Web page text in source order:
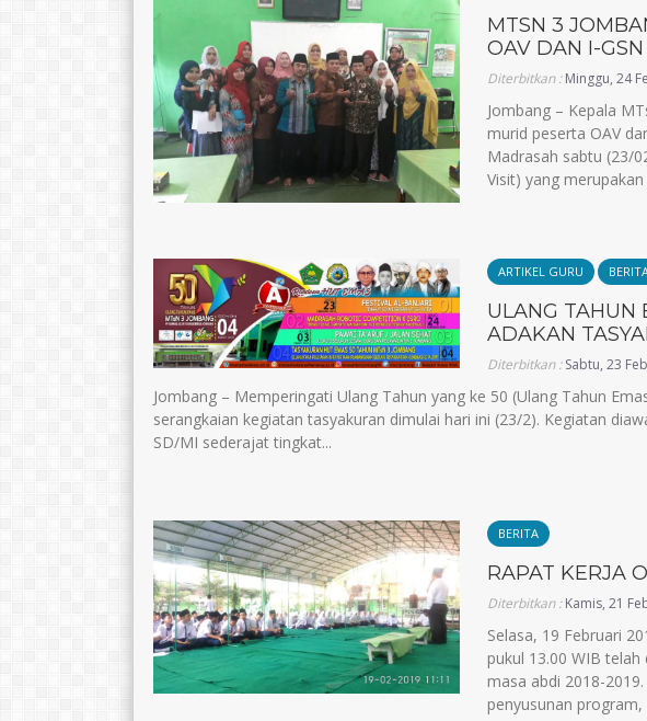
MTSN 3
OAV DAN I-
Diterbitkan :Minggu, 24
Jombang – Kepala
murid peserta OAV
Madrasah sabtu (23/
Visit) yang
ARTIKEL GURU
ULANG TAHUN
ADAKAN
Diterbitkan :Sabtu, 23
Jombang – Memperingati Ulang Tahun yang ke 50 (Ulang Tahun
serangkaian kegiatan tasyakuran dimulai hari ini (23/2). Kegiatan
SD/MI sederajat tingkat...
BERITA
RAPAT KERJA
Diterbitkan :Kamis, 21
Selasa, 19 Februari
pukul 13.00 WIB
masa abdi 2018-
penyusunan program,